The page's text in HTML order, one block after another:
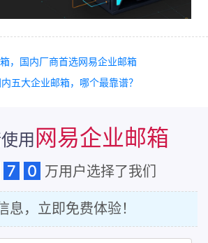
，国内厂商首选网易企业邮箱
五大企业邮箱，哪个最靠谱？
用网易企业邮箱
7 0 万用户选择了我们
息，立即免费体验！